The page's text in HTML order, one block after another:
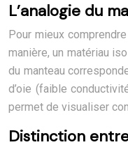
L’analogie du
Pour mieux
manière, un matériau
du manteau
d’oie (faible
permet de visualiser
Distinction